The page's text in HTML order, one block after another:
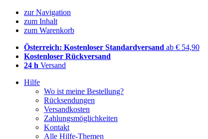
zur Navigation
zum Inhalt
zum Warenkorb
Österreich: Kostenloser Standardversand ab € 54,90
Kostenloser Rückversand
24 h Versand
Hilfe
Wo ist meine Bestellung?
Rücksendungen
Versandkosten
Zahlungsmöglichkeiten
Kontakt
Alle Hilfe-Themen